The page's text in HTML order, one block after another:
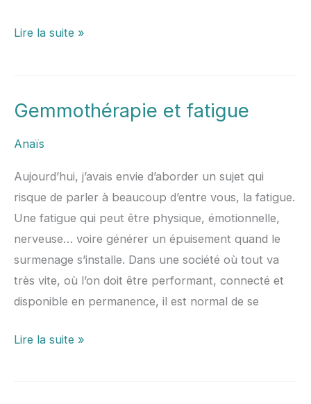
Lire la suite »
Gemmothérapie et fatigue
Anaïs
Aujourd’hui, j’avais envie d’aborder un sujet qui
risque de parler à beaucoup d’entre vous, la fatigue.
Une fatigue qui peut être physique, émotionnelle,
nerveuse… voire générer un épuisement quand le
surmenage s’installe. Dans une société où tout va
très vite, où l’on doit être performant, connecté et
disponible en permanence, il est normal de se
Gemmothérapie
fatigue
Lire la suite »